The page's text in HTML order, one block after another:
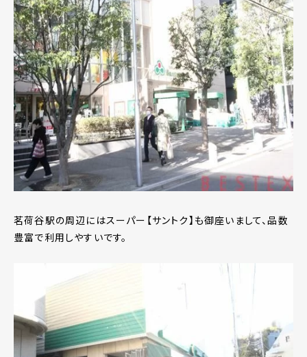
茗荷谷駅の周辺にはスーパー【サントク】も御座いまして、品数
豊富で利用しやすいです。